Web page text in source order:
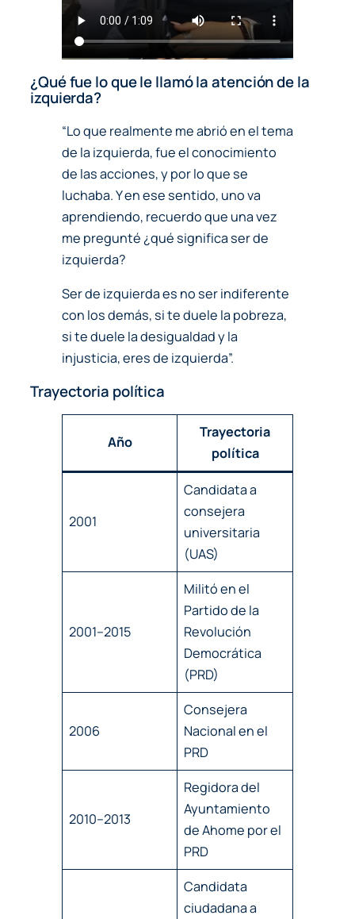
¿Qué fue lo que le llamó la atención de la
izquierda?
“Lo que realmente me abrió en el tema
de la izquierda, fue el conocimiento
de las acciones, y por lo que se
luchaba. Y en ese sentido, uno va
aprendiendo, recuerdo que una vez
me pregunté ¿qué significa ser de
izquierda?
Ser de izquierda es no ser indiferente
con los demás, si te duele la pobreza,
si te duele la desigualdad y la
injusticia, eres de izquierda”.
Trayectoria política
Año
Trayectoria
política
2001
Candidata a
consejera
universitaria
(UAS)
2001–2015
Militó en el
Partido de la
Revolución
Democrática
(PRD)
2006
Consejera
Nacional en el
PRD
2010–2013
Regidora del
Ayuntamiento
de Ahome por el
PRD
Candidata
ciudadana a